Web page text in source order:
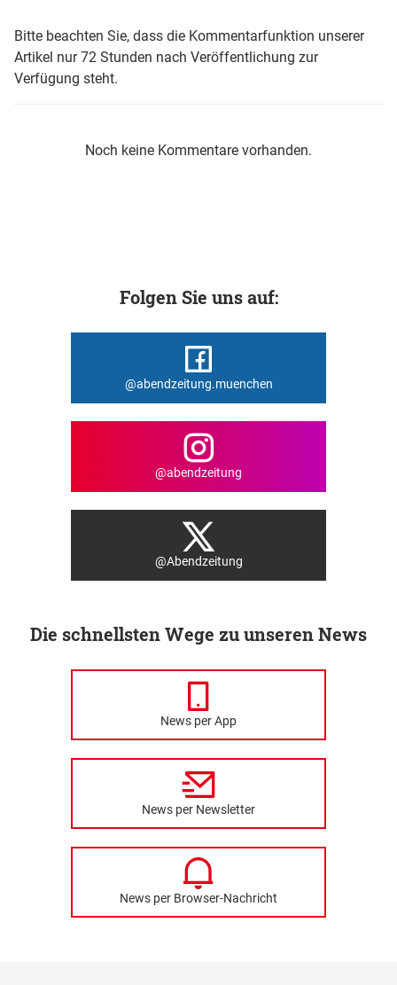
Bitte beachten Sie, dass die Kommentarfunktion unserer
Artikel nur 72 Stunden nach Veröffentlichung zur
Verfügung steht.
Noch keine Kommentare vorhanden.
Folgen Sie uns auf:
@abendzeitung.muenchen
@abendzeitung
@Abendzeitung
Die schnellsten Wege zu unseren News
News per App
News per Newsletter
News per Browser-Nachricht